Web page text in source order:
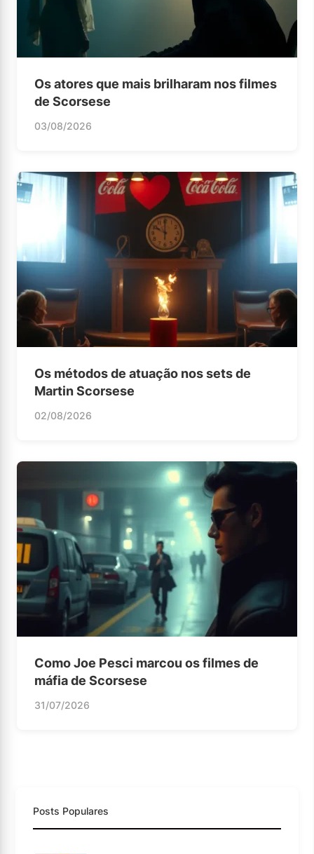
Os atores que mais brilharam nos filmes
de Scorsese
03/08/2026
Os métodos de atuação nos sets de
Martin Scorsese
02/08/2026
Como Joe Pesci marcou os filmes de
máfia de Scorsese
31/07/2026
Posts Populares